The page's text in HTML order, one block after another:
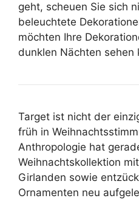
geht, scheuen Sie sich
beleuchtete
möchten Ihre
dunklen Nächten sehen
Target ist nicht der
früh in
Anthropologie hat
Weihnachtskollektion
Girlanden sowie
Ornamenten neu